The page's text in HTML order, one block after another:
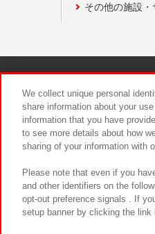
その他の施設・
We collect unique personal
share information about your
information that you have
to see more details about how
sharing of your information with
Please note that even if you
and other identifiers on the
opt-out preference signals . If
setup banner by clicking the